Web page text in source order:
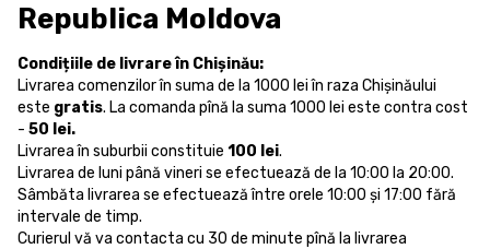
Republica Moldova
Condițiile de livrare în Chișinău:
Livrarea comenzilor în suma de la 1000 lei în raza Chișinăului
este gratis. La comanda pînă la suma 1000 lei este contra cost
- 50 lei.
Livrarea în suburbii constituie 100 lei.
Livrarea de luni până vineri se efectuează de la 10:00 la 20:00.
Sâmbăta livrarea se efectuează între orele 10:00 și 17:00 fără
intervale de timp.
Curierul vă va contacta cu 30 de minute pînă la livrarea